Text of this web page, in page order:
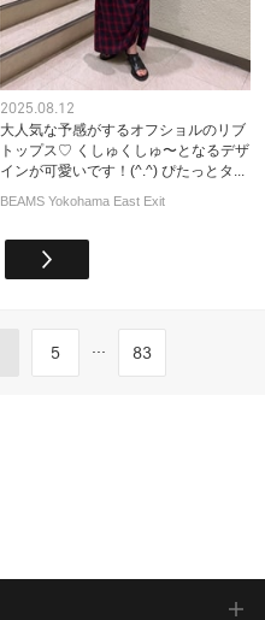
2025.08.12
大人気な予感がするオフショルのリブ
トップス♡ くしゅくしゅ〜となるデザ
インが可愛いです！(^.^) ぴたっとタ...
BEAMS Yokohama East Exit
5 ... 83